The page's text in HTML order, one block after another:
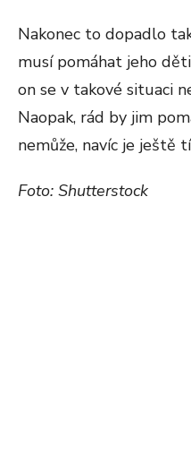
Nakonec to dopadlo
musí pomáhat jeho
on se v takové situaci
Naopak, rád by jim
nemůže, navíc je ještě
Foto: Shutterstock